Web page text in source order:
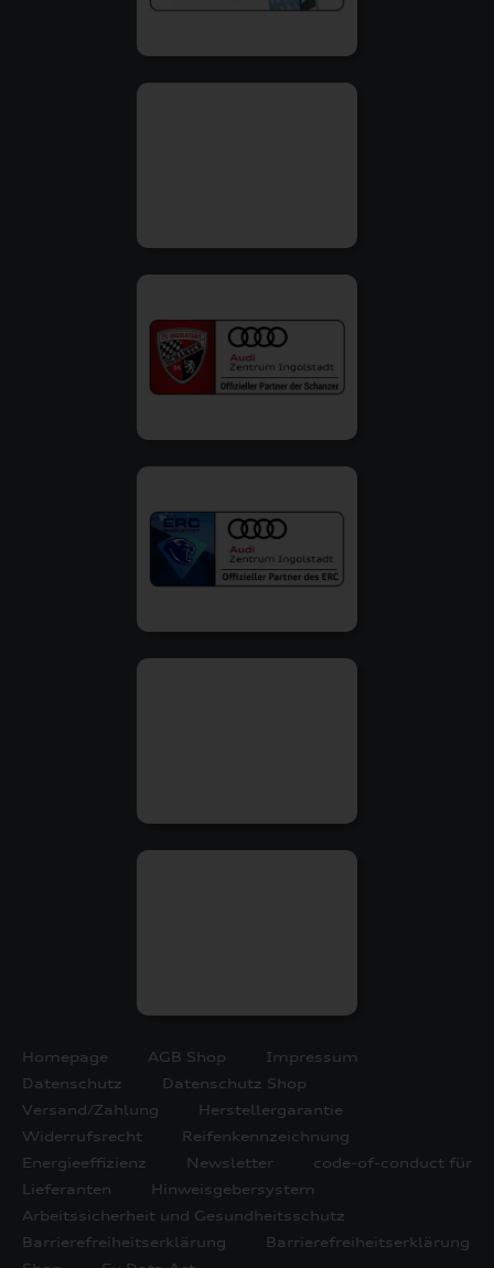
Homepage AGB Shop
Impressum
Datenschutz
Datenschutz Shop
Versand/Zahlung
Herstellergarantie
Widerrufsrecht
Reifenkennzeichnung
Energieeffizienz
Newsletter
code-of-conduct für
Lieferanten
Hinweisgebersystem
Arbeitssicherheit und Gesundheitsschutz
Barrierefreiheitserklärung
Barrierefreiheitserklärung